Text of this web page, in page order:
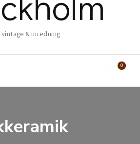
vintage & inredning
0